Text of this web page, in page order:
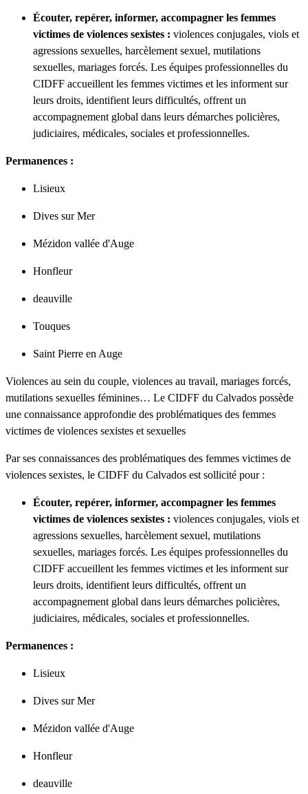
Écouter, repérer, informer, accompagner les femmes
victimes de violences sexistes : violences conjugales, viols et
agressions sexuelles, harcèlement sexuel, mutilations
sexuelles, mariages forcés. Les équipes professionnelles du
CIDFF accueillent les femmes victimes et les informent sur
leurs droits, identifient leurs difficultés, offrent un
accompagnement global dans leurs démarches policières,
judiciaires, médicales, sociales et professionnelles.
Permanences :
Lisieux
Dives sur Mer
Mézidon vallée d'Auge
Honfleur
deauville
Touques
Saint Pierre en Auge
Violences au sein du couple, violences au travail, mariages forcés,
mutilations sexuelles féminines… Le CIDFF du Calvados possède
une connaissance approfondie des problématiques des femmes
victimes de violences sexistes et sexuelles
Par ses connaissances des problématiques des femmes victimes de
violences sexistes, le CIDFF du Calvados est sollicité pour :
Écouter, repérer, informer, accompagner les femmes
victimes de violences sexistes : violences conjugales, viols et
agressions sexuelles, harcèlement sexuel, mutilations
sexuelles, mariages forcés. Les équipes professionnelles du
CIDFF accueillent les femmes victimes et les informent sur
leurs droits, identifient leurs difficultés, offrent un
accompagnement global dans leurs démarches policières,
judiciaires, médicales, sociales et professionnelles.
Permanences :
Lisieux
Dives sur Mer
Mézidon vallée d'Auge
Honfleur
deauville